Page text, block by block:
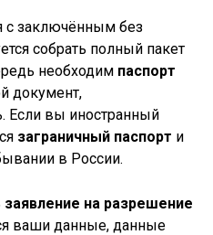
с заключённым без
собрать полный пакет
необходим паспорт
документ,
Если вы иностранный
заграничный паспорт и
в России.
заявление на разрешение
ваши данные, данные